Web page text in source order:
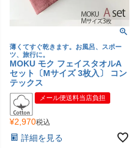
薄くてすぐ乾きます。お風呂、スポー
ツ、旅行に。
MOKU モク フェイスタオルA
セット〔Mサイズ 3枚入〕 コン
テックス
メール便送料当店負担
¥2,970税込
詳細を見る